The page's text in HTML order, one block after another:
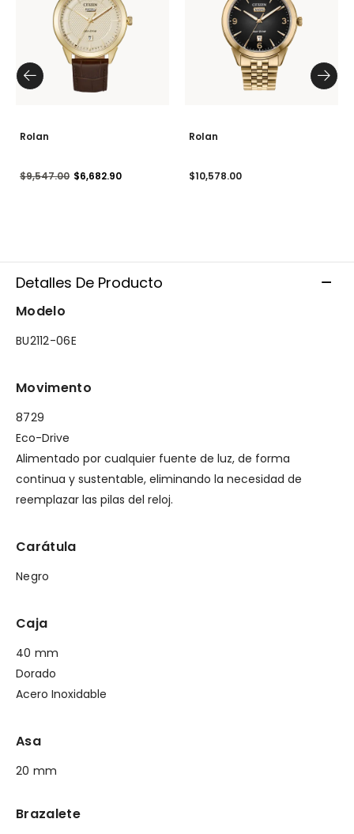
Rolan
Precio reducido de
$9,547.00a$6,682.90
Rolan
$10,578.00
Detalles De Producto
Modelo
BU2112-06E
Movimento
8729
Eco-Drive
Alimentado por cualquier fuente de luz, de forma
continua y sustentable, eliminando la necesidad de
reemplazar las pilas del reloj.
Carátula
Negro
Caja
40 mm
Dorado
Acero Inoxidable
Asa
20 mm
Brazalete